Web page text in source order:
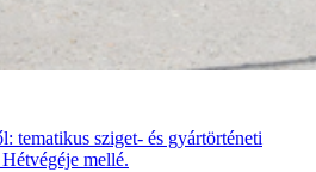
tematikus sziget- és gyártörténeti
mellé.